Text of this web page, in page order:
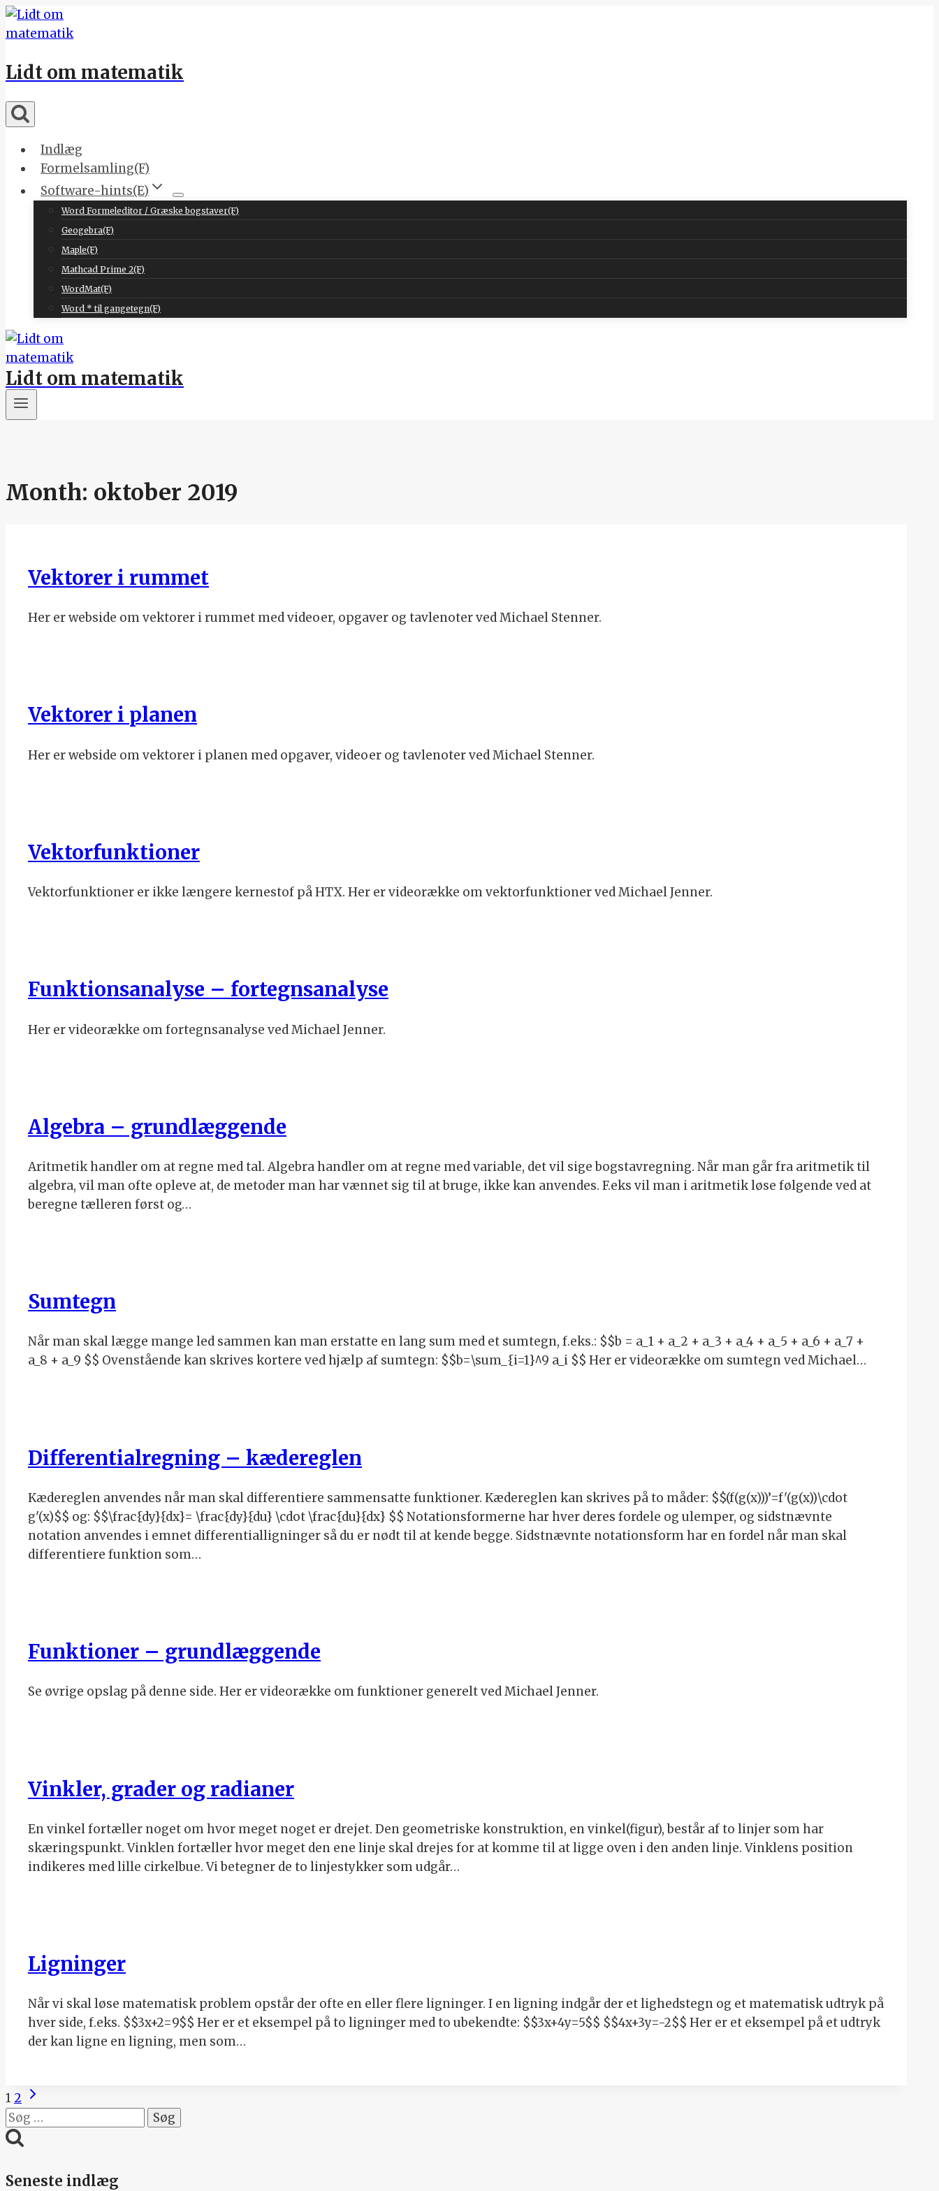
Skip
to
Lidt om matematik
Indlæg
Formelsamling(F)
Software-hints(E)
Word Formeleditor / Græske bogstaver(F)
Geogebra(F)
Maple(F)
Mathcad Prime 2(F)
WordMat(F)
Word * til gangetegn(F)
Lidt om matematik
Month: oktober 2019
Vektorer i rummet
Her er webside om vektorer i rummet med videoer, opgaver og tavlenoter ved Michael Stenner.
Vektorer i planen
Her er webside om vektorer i planen med opgaver, videoer og tavlenoter ved Michael Stenner.
Vektorfunktioner
Vektorfunktioner er ikke længere kernestof på HTX. Her er videorække om vektorfunktioner ved Michael Jenner.
Funktionsanalyse – fortegnsanalyse
Her er videorække om fortegnsanalyse ved Michael Jenner.
Algebra – grundlæggende
Aritmetik handler om at regne med tal. Algebra handler om at regne med variable, det vil sige bogstavregning. Når man går fra aritmetik til
algebra, vil man ofte opleve at, de metoder man har vænnet sig til at bruge, ikke kan anvendes. F.eks vil man i aritmetik løse følgende ved at
beregne tælleren først og…
Sumtegn
Når man skal lægge mange led sammen kan man erstatte en lang sum med et sumtegn, f.eks.: $$b = a_1 + a_2 + a_3 + a_4 + a_5 + a_6 + a_7 +
a_8 + a_9 $$ Ovenstående kan skrives kortere ved hjælp af sumtegn: $$b=\sum_{i=1}^9 a_i $$ Her er videorække om sumtegn ved Michael…
Differentialregning – kædereglen
Kædereglen anvendes når man skal differentiere sammensatte funktioner. Kædereglen kan skrives på to måder: $$(f(g(x)))’=f'(g(x))\cdot
g'(x)$$ og: $$\frac{dy}{dx}= \frac{dy}{du} \cdot \frac{du}{dx} $$ Notationsformerne har hver deres fordele og ulemper, og sidstnævnte
notation anvendes i emnet differentialligninger så du er nødt til at kende begge. Sidstnævnte notationsform har en fordel når man skal
differentiere funktion som…
Funktioner – grundlæggende
Se øvrige opslag på denne side. Her er videorække om funktioner generelt ved Michael Jenner.
Vinkler, grader og radianer
En vinkel fortæller noget om hvor meget noget er drejet. Den geometriske konstruktion, en vinkel(figur), består af to linjer som har
skæringspunkt. Vinklen fortæller hvor meget den ene linje skal drejes for at komme til at ligge oven i den anden linje. Vinklens position
indikeres med lille cirkelbue. Vi betegner de to linjestykker som udgår…
Ligninger
Når vi skal løse matematisk problem opstår der ofte en eller flere ligninger. I en ligning indgår der et lighedstegn og et matematisk udtryk på
hver side, f.eks. $$3x+2=9$$ Her er et eksempel på to ligninger med to ubekendte: $$3x+4y=5$$ $$4x+3y=-2$$ Her er et eksempel på et udtryk
der kan ligne en ligning, men som…
Page
navigation
1 2 Next
Page
Søg
efter:
Seneste indlæg